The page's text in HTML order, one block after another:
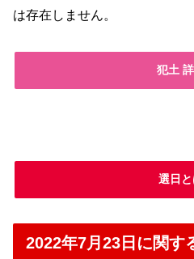
は存在しません。
犯土
選日
2022年7月23日に関す